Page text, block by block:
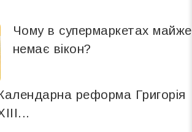
Чому в супермаркетах майже
немає вікон?
реформа Григорія